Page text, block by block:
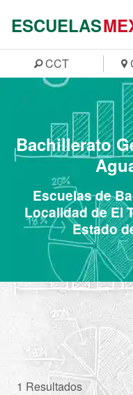
ESCUELAS
CCT
Bachillerato
Escuelas de
Localidad de El
Estado
1 Resultados